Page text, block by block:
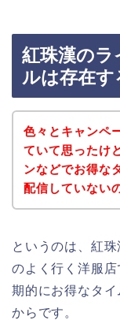
紅珠漢のラ
ルは存在す
色々とキャンペ
ていて思ったけ
ンなどでお得な
配信していない
というのは、紅
のよく行く洋服
期的にお得なタ
からです。